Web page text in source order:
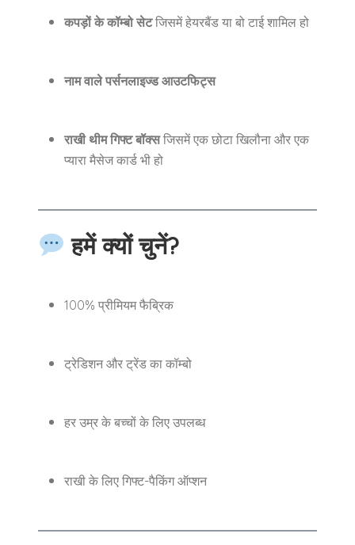
कपड़ों के कॉम्बो सेटजिसमें हेयरबैंड या बो टाई शामिल हो
नाम वाले पर्सनलाइज्ड आउटफिट्स
राखी थीम गिफ्ट बॉक्सजिसमें एक छोटा खिलौना और एक
प्यारा मैसेज कार्ड भी हो
हमें क्यों चुनें?
100% प्रीमियम फैब्रिक
ट्रेडिशन और ट्रेंड का कॉम्बो
हर उम्र के बच्चों के लिए उपलब्ध
राखी के लिए गिफ्ट-पैकिंग ऑप्शन